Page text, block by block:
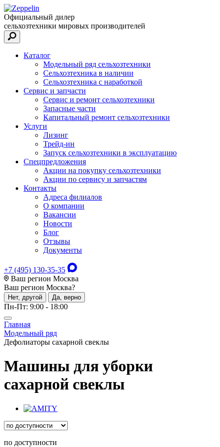
Официальный дилер
сельхозтехники мировых производителей
Каталог
Модельный ряд сельхозтехники
Сельхозтехника в наличии
Сельхозтехника с наработкой
Сервис и запчасти
Сервис и ремонт сельхозтехники
Запасные части
Капитальный ремонт сельхозтехники
Услуги
Лизинг
Трейд-ин
Запуск сельхозтехники в эксплуатацию
Спецпредложения
Акции на покупку сельхозтехники
Акции по сервису и запчастям
Контакты
Адреса филиалов
О компании
Вакансии
Новости
Блог
Отзывы
Документы
+7 (495) 130-35-35
Ваш регион Москва
Ваш регион Москва?
Нет, другой Да, верно
Пн-Пт: 9:00 - 18:00
Главная
Модельный ряд
Дефолиаторы сахарной свеклы
Машины для уборки
сахарной свеклы
по доступности